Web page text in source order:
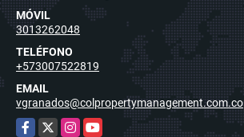
MÓVIL
3013262048
TELÉFONO
+573007522819
EMAIL
vgranados@colpropertymanagement.com.co
Facebook
X Instagram
YouTube